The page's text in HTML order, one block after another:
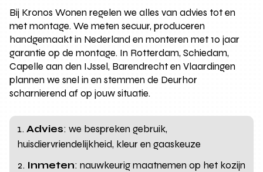
Bij Kronos Wonen regelen we alles van advies tot en
met montage. We meten secuur, produceren
handgemaakt in Nederland en monteren met 10 jaar
garantie op de montage. In Rotterdam, Schiedam,
Capelle aan den IJssel, Barendrecht en Vlaardingen
plannen we snel in en stemmen de Deurhor
scharnierend af op jouw situatie.
Advies: we bespreken gebruik,
huisdiervriendelijkheid, kleur en gaaskeuze
Inmeten: nauwkeurig maatnemen op het kozijn